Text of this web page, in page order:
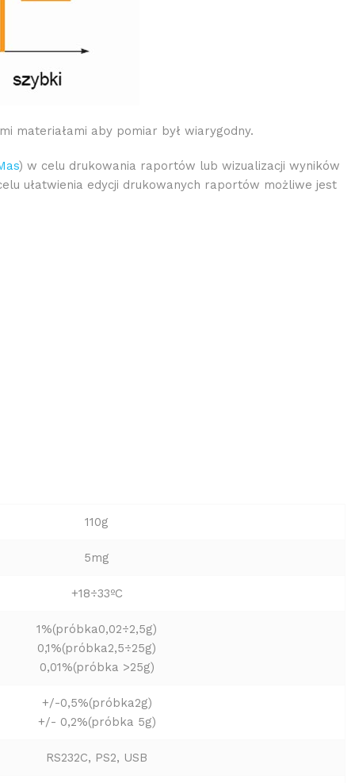
materiałami aby pomiar był wiarygodny.
) w celu drukowania raportów lub wizualizacji wyników
ułatwienia edycji drukowanych raportów możliwe jest
110g
5mg
+18÷33ºC
1%(próbka0,02÷2,5g)
0,1%(próbka2,5÷25g)
0,01%(próbka >25g)
+/-0,5%(próbka2g)
+/- 0,2%(próbka 5g)
RS232C, PS2, USB